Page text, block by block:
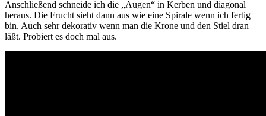
Anschließend schneide ich die „Augen“ in Kerben und diagonal
heraus. Die Frucht sieht dann aus wie eine Spirale wenn ich fertig
bin. Auch sehr dekorativ wenn man die Krone und den Stiel dran
läßt. Probiert es doch mal aus.